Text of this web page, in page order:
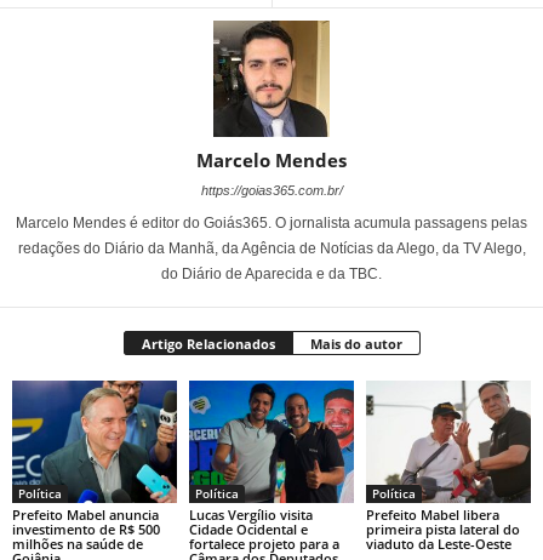
Marcelo Mendes
https://goias365.com.br/
Marcelo Mendes é editor do Goiás365. O jornalista acumula passagens pelas
redações do Diário da Manhã, da Agência de Notícias da Alego, da TV Alego,
do Diário de Aparecida e da TBC.
Artigo Relacionados Mais do autor
Política
Prefeito Mabel anuncia
investimento de R$ 500
milhões na saúde de
Política
Lucas Vergílio visita
Cidade Ocidental e
fortalece projeto para a
Política
Prefeito Mabel libera
primeira pista lateral do
viaduto da Leste-Oeste